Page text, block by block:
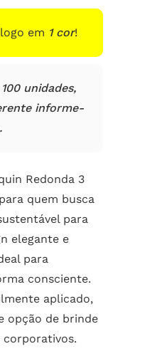
em 1 cor!
unidades,
informe-
Redonda 3
quem busca
para
elegante e
para
consciente.
aplicado,
opção de brinde
corporativos.